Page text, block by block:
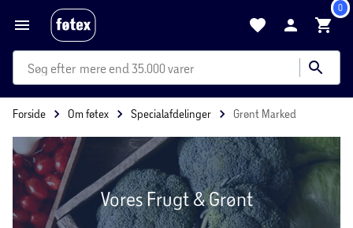
0
mere end 35.000 varer
Forside Om føtex Specialafdelinger Grønt Marked
Vores Frugt & Grønt